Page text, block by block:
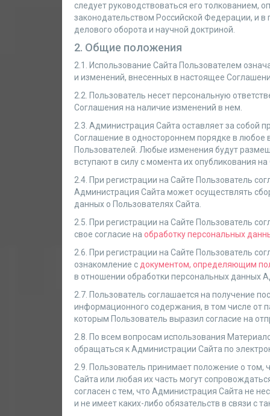
следует руководствоваться его толкованием,
законодательством Российской Федерации, и
делового оборота и научной доктриной.
2. Общие положения
2.1. Использование Сайта Пользователем
и изменений, внесенных в настоящее
2.2. Пользователь несет персональную
Соглашения на наличие изменений в нем.
2.3. Администрация Сайта оставляет за собой
Соглашение в одностороннем порядке в любое
Пользователей. Любые изменения будут
вступают в силу с момента их опубликования на
2.4. При регистрации на Сайте Пользователь
Администрация Сайта может осуществлять
данных о Пользователях Сайта.
2.5. При регистрации на Сайте Пользователь
свое согласие на обработку персональных
2.6. При регистрации на Сайте Пользователь
ознакомление с документом, определяющим
в отношении обработки персональных данных
2.7. Пользователь соглашается на получение
информационного содержания, в том числе от
которым Пользователь выразил согласие на
2.8. По всем вопросам использования
обращаться к Администрации Сайта по
2.9. Пользователь принимает положение о том,
Сайта или любая их часть могут
согласен с тем, что Администрация Сайта не
и не имеет каких-либо обязательств в связи с